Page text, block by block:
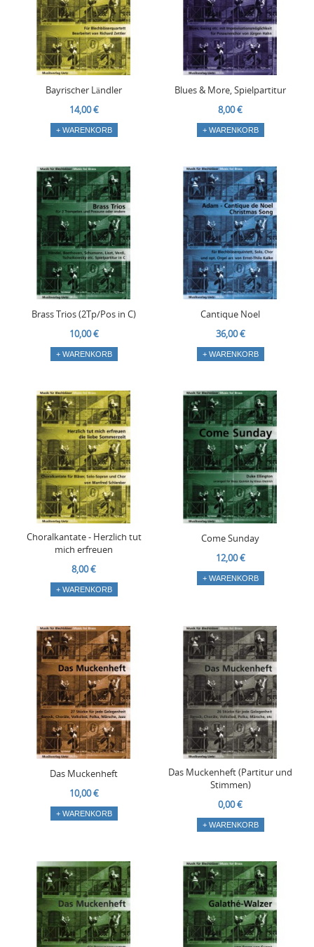
Bayrischer Ländler
14,00 €
+ WARENKORB
Blues & More, Spielpartitur
8,00 €
+ WARENKORB
Brass Trios (2Tp/Pos in C)
10,00 €
+ WARENKORB
Cantique Noel
36,00 €
+ WARENKORB
Choralkantate - Herzlich tut
mich erfreuen
8,00 €
+ WARENKORB
Come Sunday
12,00 €
+ WARENKORB
Das Muckenheft
10,00 €
+ WARENKORB
Das Muckenheft (Partitur und
Stimmen)
0,00 €
+ WARENKORB